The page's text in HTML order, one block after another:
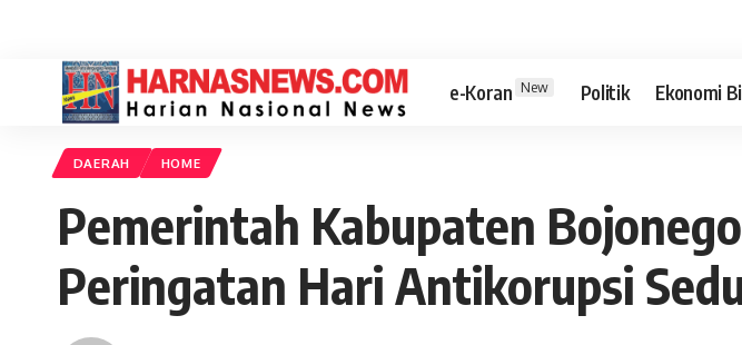
e-Koran New Politik Ekonomi
DAERAH HOME
Pemerintah Kabupaten
Peringatan Hari Antikorupsi